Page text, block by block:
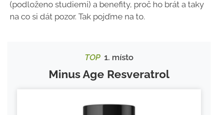
(podloženo studiemi) a benefity, proč ho brát a taky
na co si dát pozor. Tak pojďme na to.
TOP1. místo
Minus Age Resveratrol